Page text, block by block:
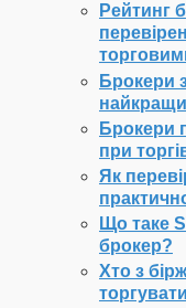
Рейтинг
Брокери
Брокери
при
Як
Що таке
брокер?
Хто з